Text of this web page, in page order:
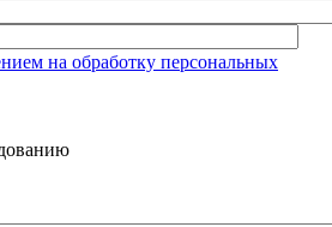
на обработку персональных